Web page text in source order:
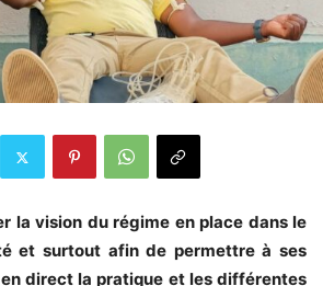
la vision du régime en place dans le
et surtout afin de permettre à ses
direct la pratique et les différentes